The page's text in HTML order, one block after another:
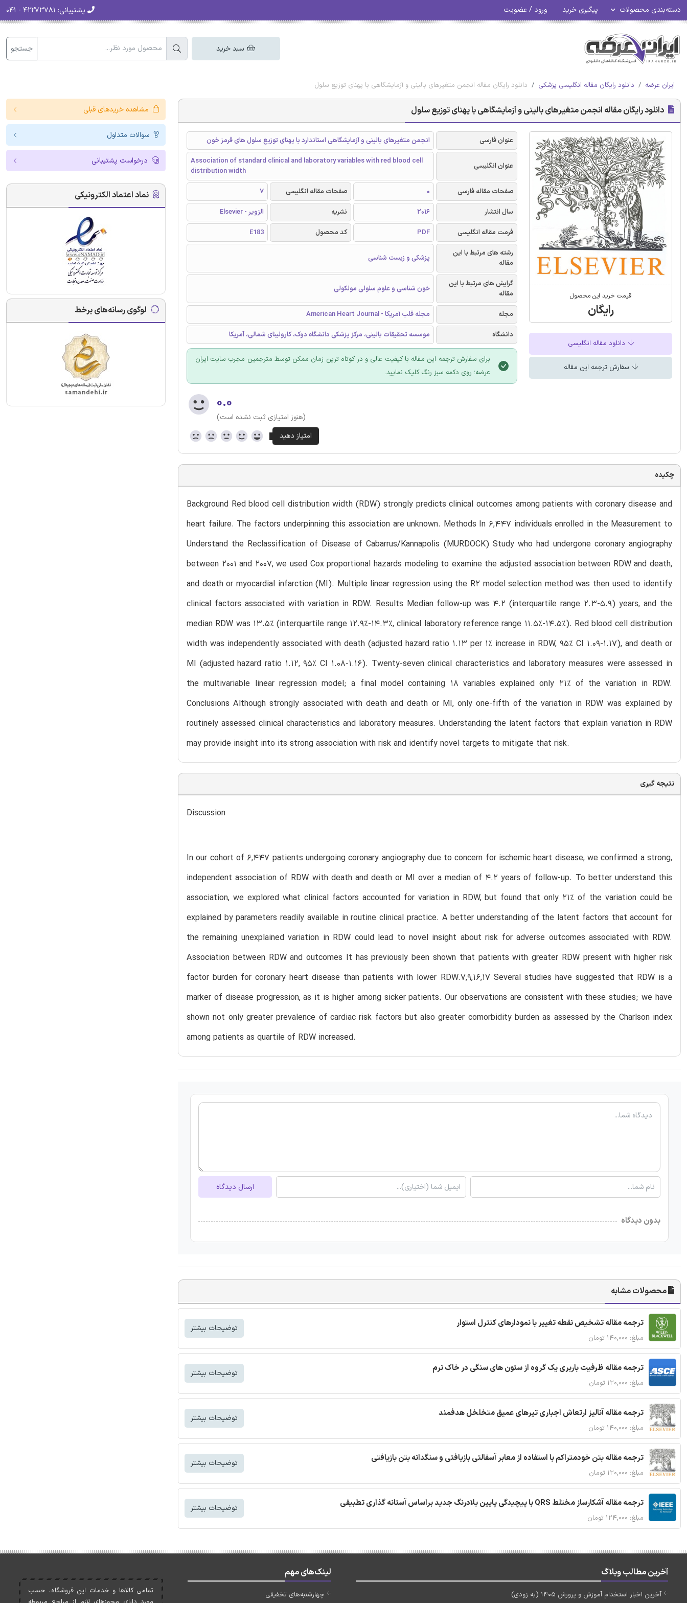
دسته‌بندی محصولات پیگیری خرید ورود / عضویت پشتیبانی:
سبد خرید جستجو
ایران عرضه دانلود رایگان مقاله انگلیسی پزشکی دانلود رایگان مقاله انجمن متغیرهای بالینی و آزمایشگاهی با پهنای توزیع سلول
دانلود رایگان مقاله انجمن متغیرهای بالینی و آزمایشگاهی با پهنای توزیع سلول
قیمت خرید این محصول
رایگان
دانلود مقاله انگلیسی
سفارش ترجمه این مقاله
عنوان فارسی انجمن متغیرهای بالینی و آزمایشگاهی استاندارد با پهنای توزیع سلول های قرمز خون
عنوان انگلیسی
Association of standard clinical and laboratory variables with red blood cell
distribution width
صفحات مقاله فارسی
0 صفحات مقاله انگلیسی
7
سال انتشار
2016 نشریه
الزویر - Elsevier
فرمت مقاله انگلیسی
PDF کد محصول
E183
رشته های مرتبط با این
مقاله
پزشکی و زیست شناسی
گرایش های مرتبط با این
مقاله
خون شناسی و علوم سلولی مولکولی
مجله
مجله قلب آمریکا - American Heart Journal
دانشگاه
موسسه تحقیقات بالینی، مرکز پزشکی دانشگاه دوک، کارولینای شمالی، آمریکا
برای سفارش ترجمه این مقاله با کیفیت عالی و در کوتاه ترین زمان ممکن توسط مترجمین مجرب سایت ایران
عرضه؛ روی دکمه سبز رنگ کلیک نمایید.
۰.۰
(هنوز امتیازی ثبت نشده است)
چکیده
Background Red blood cell distribution width (RDW) strongly predicts clinical outcomes among patients with coronary disease and
heart failure. The factors underpinning this association are unknown. Methods In 6,447 individuals enrolled in the Measurement to
Understand the Reclassification of Disease of Cabarrus/Kannapolis (MURDOCK) Study who had undergone coronary angiography
between 2001 and 2007, we used Cox proportional hazards modeling to examine the adjusted association between RDW and death,
and death or myocardial infarction (MI). Multiple linear regression using the R2 model selection method was then used to identify
clinical factors associated with variation in RDW. Results Median follow-up was 4.2 (interquartile range 2.3-5.9) years, and the
median RDW was 13.5% (interquartile range 12.9%-14.3%, clinical laboratory reference range 11.5%-14.5%). Red blood cell distribution
width was independently associated with death (adjusted hazard ratio 1.13 per 1% increase in RDW, 95% CI 1.09-1.17), and death or
MI (adjusted hazard ratio 1.12, 95% CI 1.08-1.16). Twenty-seven clinical characteristics and laboratory measures were assessed in
the multivariable linear regression model; a final model containing 18 variables explained only 21% of the variation in RDW.
Conclusions Although strongly associated with death and death or MI, only one-fifth of the variation in RDW was explained by
routinely assessed clinical characteristics and laboratory measures. Understanding the latent factors that explain variation in RDW
may provide insight into its strong association with risk and identify novel targets to mitigate that risk.
نتیجه گیری
Discussion
In our cohort of 6,447 patients undergoing coronary angiography due to concern for ischemic heart disease, we confirmed a strong,
independent association of RDW with death and death or MI over a median of 4.2 years of follow-up. To better understand this
association, we explored what clinical factors accounted for variation in RDW, but found that only 21% of the variation could be
explained by parameters readily available in routine clinical practice. A better understanding of the latent factors that account for
the remaining unexplained variation in RDW could lead to novel insight about risk for adverse outcomes associated with RDW.
Association between RDW and outcomes It has previously been shown that patients with greater RDW present with higher risk
factor burden for coronary heart disease than patients with lower RDW.7,9,16,17 Several studies have suggested that RDW is a
marker of disease progression, as it is higher among sicker patients. Our observations are consistent with these studies; we have
shown not only greater prevalence of cardiac risk factors but also greater comorbidity burden as assessed by the Charlson index
among patients as quartile of RDW increased.
ارسال دیدگاه
بدون دیدگاه
محصولات مشابه
ترجمه مقاله تشخیص نقطه تغییر با نمودارهای کنترل استوار
مبلغ: ۱۴۰,۰۰۰ تومان
توضیحات بیشتر
ترجمه مقاله ظرفیت باربری یک گروه از ستون های سنگی در خاک نرم
مبلغ: ۱۲۰,۰۰۰ تومان
توضیحات بیشتر
ترجمه مقاله آنالیز ارتعاش اجباری تیرهای عمیق متخلخل هدفمند
مبلغ: ۱۴۰,۰۰۰ تومان
توضیحات بیشتر
ترجمه مقاله بتن خودمتراکم با استفاده از معابر آسفالتی بازیافتی و سنگدانه بتن بازیافتی
مبلغ: ۱۲۰,۰۰۰ تومان
توضیحات بیشتر
ترجمه مقاله آشکارساز مختلط QRS با پیچیدگی پایین بلادرنگ جدید براساس آستانه گذاری تطبیقی
مبلغ: ۱۲۴,۰۰۰ تومان
توضیحات بیشتر
مشاهده خریدهای قبلی
سوالات متداول
درخواست پشتیبانی
نماد اعتماد الکترونیکی
لوگوی رسانه‌های برخط
آخرین مطالب وبلاگ
آخرین اخبار استخدام آموزش و پرورش 1405 (به زودی)
لینک‌های مهم
چهارشنبه‌های تخفیفی
تمامی کالاها و خدمات اين فروشگاه، حسب